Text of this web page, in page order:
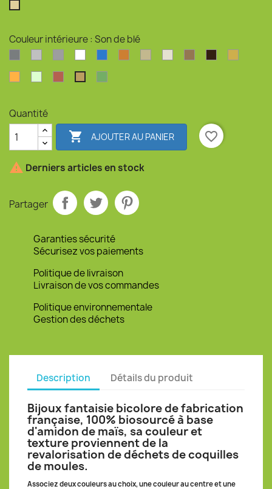
Couleur intérieure : Son de blé
Quantité
 AJOUTER AU PANIER favorite_border
 Derniers articles en stock
Partager
Garanties sécurité
Sécurisez vos paiements
Politique de livraison
Livraison de vos commandes
Politique environnementale
Gestion des déchets
Description Détails du produit
Bijoux fantaisie bicolore de fabrication
française, 100% biosourcé à base
d'amidon de maïs, sa couleur et
texture proviennent de la
revalorisation de déchets de coquilles
de moules.
Associez deux couleurs au choix, une couleur au centre et une